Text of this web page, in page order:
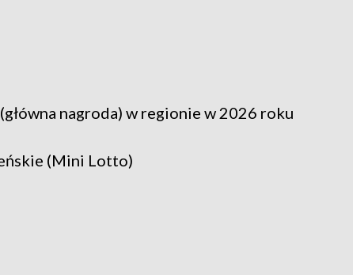
nagroda) w regionie w 2026 roku
(Mini Lotto)